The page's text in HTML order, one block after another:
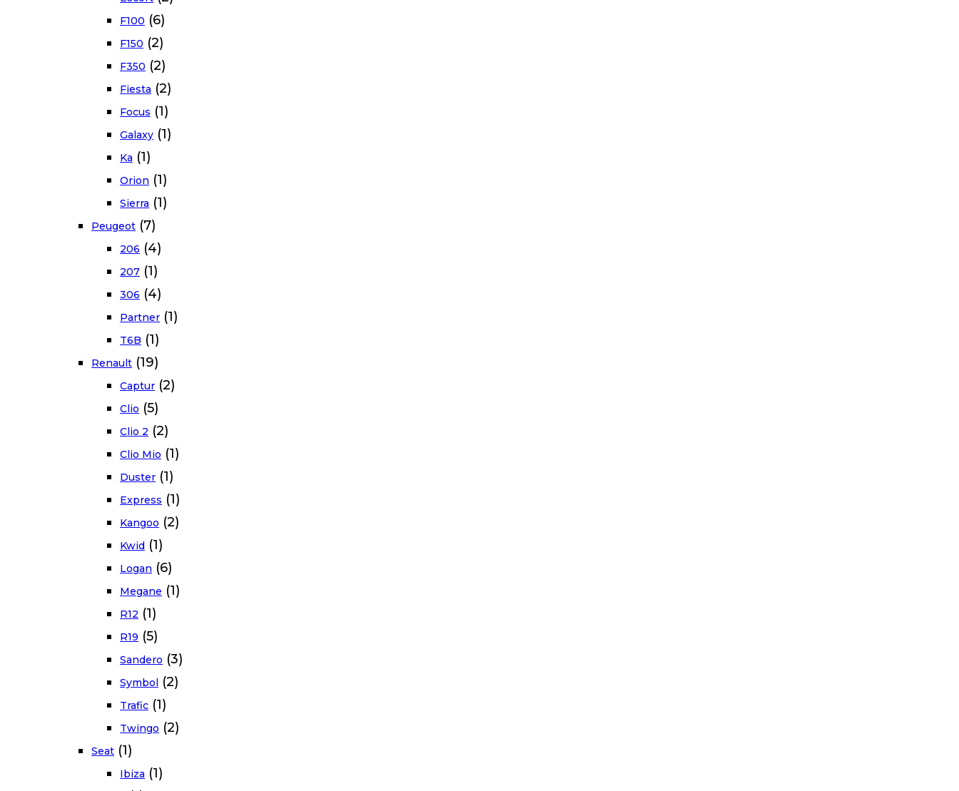
F100 (6)
F150 (2)
F350 (2)
Fiesta (2)
Focus (1)
Galaxy (1)
Ka (1)
Orion (1)
Sierra (1)
Peugeot (7)
206 (4)
207 (1)
306 (4)
Partner (1)
T6B (1)
Renault (19)
Captur (2)
Clio (5)
Clio 2 (2)
Clio Mio (1)
Duster (1)
Express (1)
Kangoo (2)
Kwid (1)
Logan (6)
Megane (1)
R12 (1)
R19 (5)
Sandero (3)
Symbol (2)
Trafic (1)
Twingo (2)
Seat (1)
Ibiza (1)